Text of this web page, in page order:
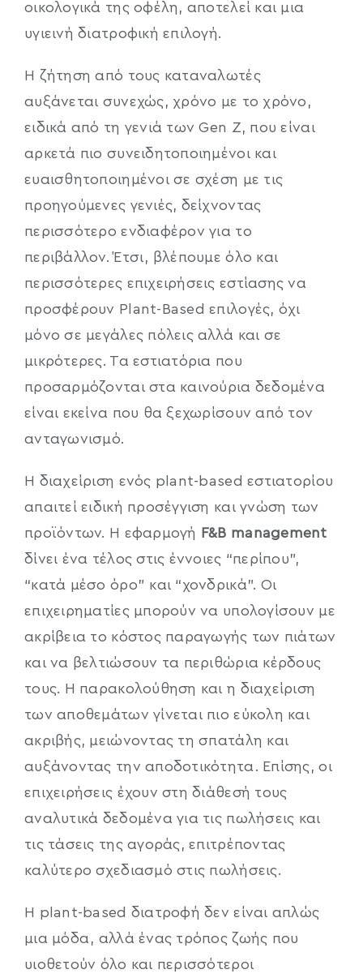
οικολογικά της οφέλη, αποτελεί και μια
υγιεινή διατροφική επιλογή.
Η ζήτηση από τους καταναλωτές
αυξάνεται συνεχώς, χρόνο με το χρόνο,
ειδικά από τη γενιά των Gen Z, που είναι
αρκετά πιο συνειδητοποιημένοι και
ευαισθητοποιημένοι σε σχέση με τις
προηγούμενες γενιές, δείχνοντας
περισσότερο ενδιαφέρον για το
περιβάλλον. Έτσι, βλέπουμε όλο και
περισσότερες επιχειρήσεις εστίασης να
προσφέρουν Plant-Based επιλογές, όχι
μόνο σε μεγάλες πόλεις αλλά και σε
μικρότερες. Τα εστιατόρια που
προσαρμόζονται στα καινούρια δεδομένα
είναι εκείνα που θα ξεχωρίσουν από τον
ανταγωνισμό.
Η διαχείριση ενός plant-based εστιατορίου
απαιτεί ειδική προσέγγιση και γνώση των
προϊόντων. Η εφαρμογή
F&B management
δίνει ένα τέλος στις έννοιες “περίπου”,
“κατά μέσο όρο” και “χονδρικά”. Οι
επιχειρηματίες μπορούν να υπολογίσουν με
ακρίβεια το κόστος παραγωγής των πιάτων
και να βελτιώσουν τα περιθώρια κέρδους
τους. Η παρακολούθηση και η διαχείριση
των αποθεμάτων γίνεται πιο εύκολη και
ακριβής, μειώνοντας τη σπατάλη και
αυξάνοντας την αποδοτικότητα. Επίσης, οι
επιχειρήσεις έχουν στη διάθεσή τους
αναλυτικά δεδομένα για τις πωλήσεις και
τις τάσεις της αγοράς, επιτρέποντας
καλύτερο σχεδιασμό στις πωλήσεις.
Η plant-based διατροφή δεν είναι απλώς
μια μόδα, αλλά ένας τρόπος ζωής που
υιοθετούν όλο και περισσότεροι